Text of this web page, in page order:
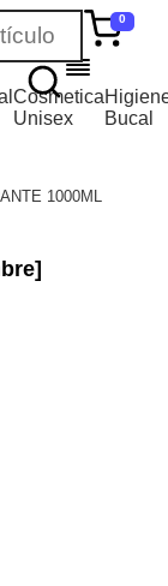
0
Cosmetica
Unisex
Bucal
1000ML